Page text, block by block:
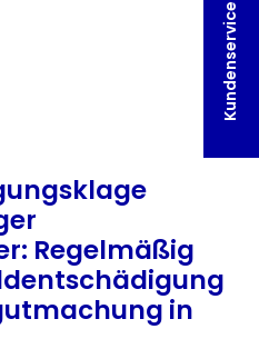
Kundenservice
Regelmäßig
in